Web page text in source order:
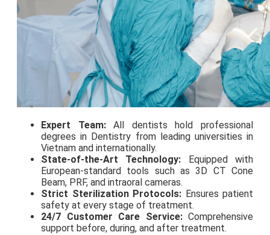
Expert Team:All dentists hold professional
degrees in Dentistry from leading universities in
Vietnam and internationally.
State-of-the-Art Technology: Equipped with
European-standard tools such as 3D CT Cone
Beam, PRF, and intraoral cameras.
Strict Sterilization Protocols: Ensures patient
safety at every stage of treatment.
24/7 Customer Care Service:Comprehensive
support before, during, and after treatment.